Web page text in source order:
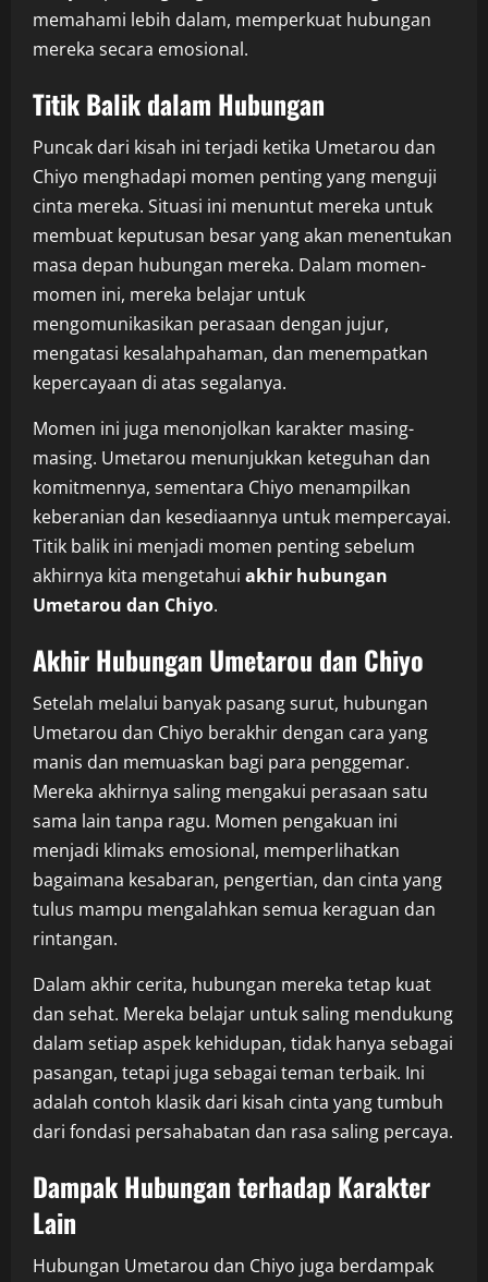
memahami lebih dalam, memperkuat hubungan
mereka secara emosional.
Titik Balik dalam Hubungan
Puncak dari kisah ini terjadi ketika Umetarou dan
Chiyo menghadapi momen penting yang menguji
cinta mereka. Situasi ini menuntut mereka untuk
membuat keputusan besar yang akan menentukan
masa depan hubungan mereka. Dalam momen-
momen ini, mereka belajar untuk
mengomunikasikan perasaan dengan jujur,
mengatasi kesalahpahaman, dan menempatkan
kepercayaan di atas segalanya.
Momen ini juga menonjolkan karakter masing-
masing. Umetarou menunjukkan keteguhan dan
komitmennya, sementara Chiyo menampilkan
keberanian dan kesediaannya untuk mempercayai.
Titik balik ini menjadi momen penting sebelum
akhirnya kita mengetahui akhir hubungan
Umetarou dan Chiyo.
Akhir Hubungan Umetarou dan Chiyo
Setelah melalui banyak pasang surut, hubungan
Umetarou dan Chiyo berakhir dengan cara yang
manis dan memuaskan bagi para penggemar.
Mereka akhirnya saling mengakui perasaan satu
sama lain tanpa ragu. Momen pengakuan ini
menjadi klimaks emosional, memperlihatkan
bagaimana kesabaran, pengertian, dan cinta yang
tulus mampu mengalahkan semua keraguan dan
rintangan.
Dalam akhir cerita, hubungan mereka tetap kuat
dan sehat. Mereka belajar untuk saling mendukung
dalam setiap aspek kehidupan, tidak hanya sebagai
pasangan, tetapi juga sebagai teman terbaik. Ini
adalah contoh klasik dari kisah cinta yang tumbuh
dari fondasi persahabatan dan rasa saling percaya.
Dampak Hubungan terhadap Karakter
Lain
Hubungan Umetarou dan Chiyo juga berdampak